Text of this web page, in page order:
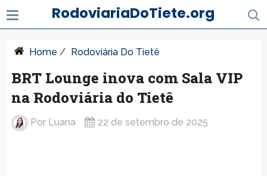
RodoviariaDoTiete.org
Home / Rodoviária Do Tietê
BRT Lounge inova com Sala VIP
na Rodoviária do Tietê
Por Luana 22 de setembro de 2025